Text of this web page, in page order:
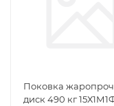
Поковка
диск 490 кг